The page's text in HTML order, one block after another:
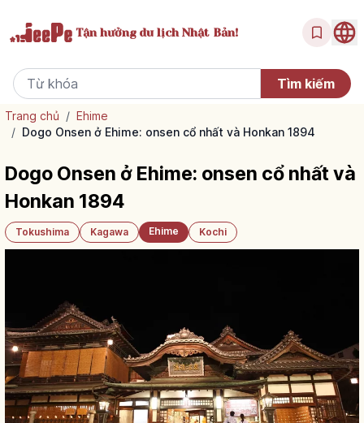
Tận hưởngdu lịch Nhật Bản!
Trang chủ / Ehime
/ Dogo Onsen ở Ehime: onsen cổ nhất và Honkan 1894
Dogo Onsen ở Ehime: onsen cổ nhất và
Honkan 1894
Tokushima Kagawa Ehime Kochi